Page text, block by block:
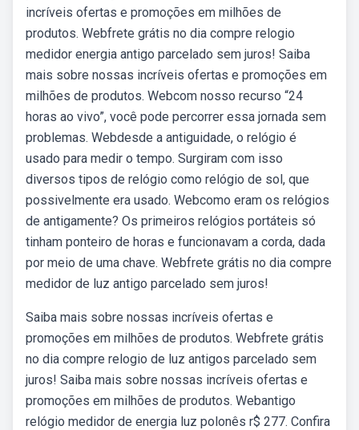
incríveis ofertas e promoções em milhões de
produtos. Webfrete grátis no dia compre relogio
medidor energia antigo parcelado sem juros! Saiba
mais sobre nossas incríveis ofertas e promoções em
milhões de produtos. Webcom nosso recurso “24
horas ao vivo”, você pode percorrer essa jornada sem
problemas. Webdesde a antiguidade, o relógio é
usado para medir o tempo. Surgiram com isso
diversos tipos de relógio como relógio de sol, que
possivelmente era usado. Webcomo eram os relógios
de antigamente? Os primeiros relógios portáteis só
tinham ponteiro de horas e funcionavam a corda, dada
por meio de uma chave. Webfrete grátis no dia compre
medidor de luz antigo parcelado sem juros!
Saiba mais sobre nossas incríveis ofertas e
promoções em milhões de produtos. Webfrete grátis
no dia compre relogio de luz antigos parcelado sem
juros! Saiba mais sobre nossas incríveis ofertas e
promoções em milhões de produtos. Webantigo
relógio medidor de energia luz polonês r$ 277. Confira